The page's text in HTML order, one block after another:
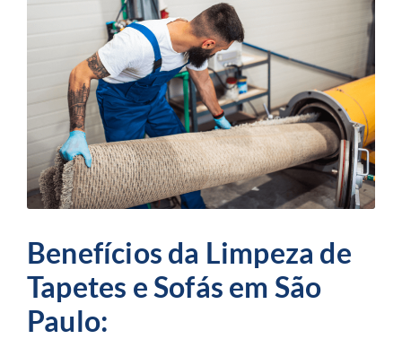
Benefícios da Limpeza de
Tapetes e Sofás em São
Paulo: